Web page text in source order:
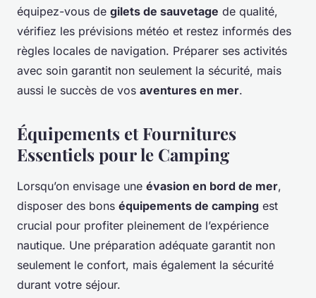
équipez-vous de gilets de sauvetage de qualité,
vérifiez les prévisions météo et restez informés des
règles locales de navigation. Préparer ses activités
avec soin garantit non seulement la sécurité, mais
aussi le succès de vos aventures en mer.
Équipements et Fournitures
Essentiels pour le Camping
Lorsqu’on envisage une évasion en bord de mer,
disposer des bons équipements de camping est
crucial pour profiter pleinement de l’expérience
nautique. Une préparation adéquate garantit non
seulement le confort, mais également la sécurité
durant votre séjour.